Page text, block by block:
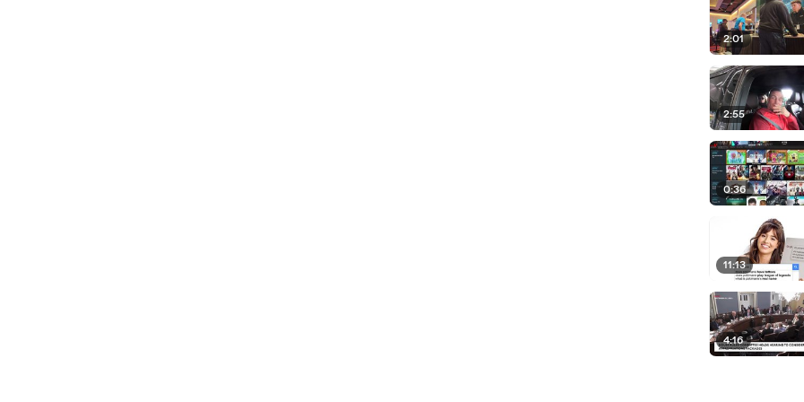
2:01
2:55
0:36
11:13
4:16